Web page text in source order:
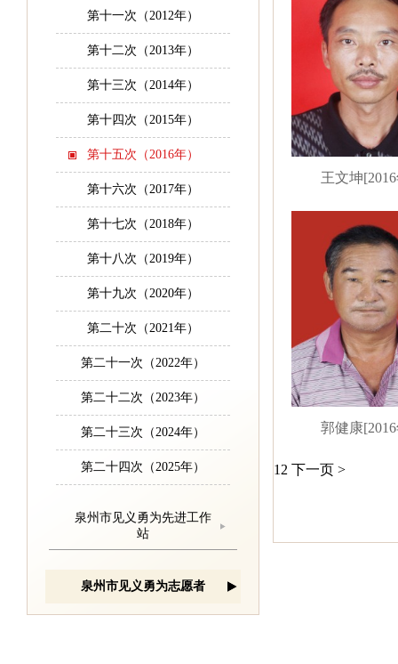
王文坤
郭健康
1 2 下一页 >
第十一次（2012年）
第十二次（2013年）
第十三次（2014年）
第十四次（2015年）
第十五次（2016年）
第十六次（2017年）
第十七次（2018年）
第十八次（2019年）
第十九次（2020年）
第二十次（2021年）
第二十一次（2022年）
第二十二次（2023年）
第二十三次（2024年）
第二十四次（2025年）
泉州市见义勇为先进工作
站
泉州市见义勇为志愿者